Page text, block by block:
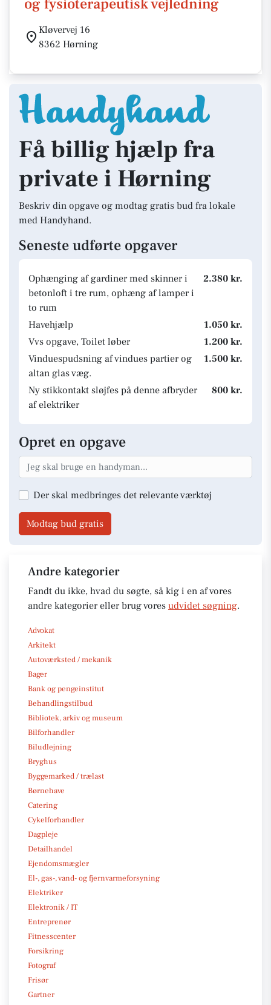
og fysioterapeutisk vejledning
Kløvervej 16
8362 Hørning
Få billig hjælp fra
private i Hørning
Beskriv din opgave og modtag gratis bud fra lokale
med Handyhand.
Seneste udførte opgaver
Ophænging af gardiner med skinner i
betonloft i tre rum, ophæng af lamper i
to rum
2.380 kr.
Havehjælp
1.050 kr.
Vvs opgave, Toilet løber
1.200 kr.
Vinduespudsning af vindues partier og
altan glas væg.
1.500 kr.
Ny stikkontakt sløjfes på denne afbryder
af elektriker
800 kr.
Opret en opgave
Der skal medbringes det relevante værktøj
Modtag bud gratis
Andre kategorier
Fandt du ikke, hvad du søgte, så kig i en af vores
andre kategorier eller brug vores udvidet søgning.
Advokat
Arkitekt
Autoværksted / mekanik
Bager
Bank og pengeinstitut
Behandlingstilbud
Bibliotek, arkiv og museum
Bilforhandler
Biludlejning
Bryghus
Byggemarked / trælast
Børnehave
Catering
Cykelforhandler
Dagpleje
Detailhandel
Ejendomsmægler
El-, gas-, vand- og fjernvarmeforsyning
Elektriker
Elektronik / IT
Entreprenør
Fitnesscenter
Forsikring
Fotograf
Frisør
Gartner